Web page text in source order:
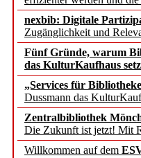
nexbib: Digitale
Zugänglichkeit und
Fünf Gründe, warum
das KulturKaufhaus
„Services für
Dussmann das
Zentralbibliothek
Die Zukunft ist jetzt! Mit
Willkommen auf dem